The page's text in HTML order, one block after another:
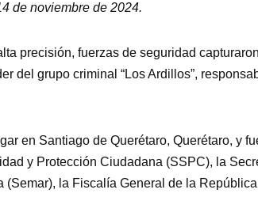
de noviembre de 2024.
precisión, fuerzas de seguridad
del grupo criminal “Los Ardillos”,
en Santiago de Querétaro, Querétaro, y
y Protección Ciudadana (SSPC), la
(Semar), la Fiscalía General de la